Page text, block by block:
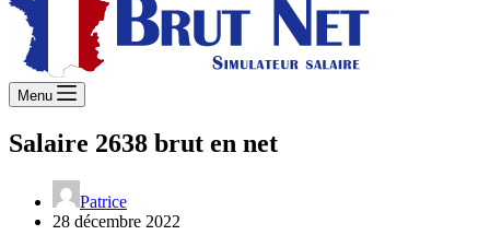
Menu
Salaire 2638 brut en net
Patrice
28 décembre 2022